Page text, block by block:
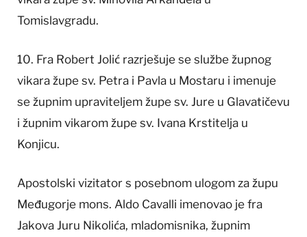
Tomislavgradu.
10. Fra Robert Jolić razrješuje se službe župnog
vikara župe sv. Petra i Pavla u Mostaru i imenuje
se župnim upraviteljem župe sv. Jure u Glavatičevu
i župnim vikarom župe sv. Ivana Krstitelja u
Konjicu.
Apostolski vizitator s posebnom ulogom za župu
Međugorje mons. Aldo Cavalli imenovao je fra
Jakova Juru Nikolića, mladomisnika, župnim